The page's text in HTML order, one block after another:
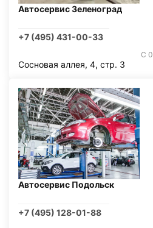
Автосервис Зеленоград
+7 (495) 431-00-33
С
Сосновая аллея, 4, стр. 3
Автосервис Подольск
+7 (495) 128-01-88